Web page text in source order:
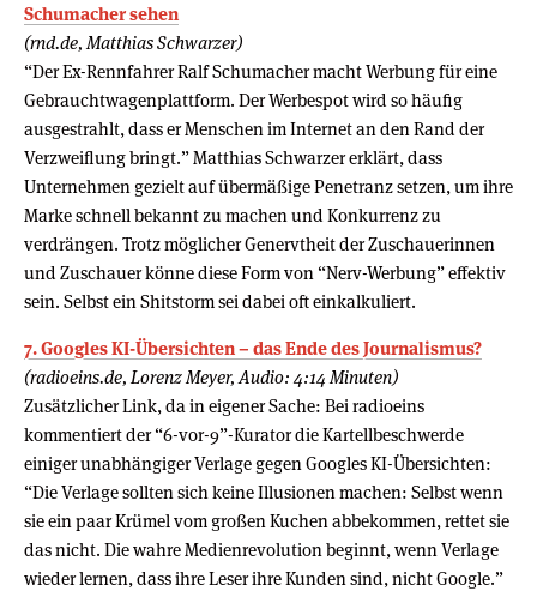
Schumacher sehen
(rnd.de, Matthias Schwarzer)
“Der Ex-Rennfahrer Ralf Schumacher macht Werbung für eine
Gebrauchtwagenplattform. Der Werbespot wird so häufig
ausgestrahlt, dass er Menschen im Internet an den Rand der
Verzweiflung bringt.” Matthias Schwarzer erklärt, dass
Unternehmen gezielt auf übermäßige Penetranz setzen, um ihre
Marke schnell bekannt zu machen und Konkurrenz zu
verdrängen. Trotz möglicher Genervtheit der Zuschauerinnen
und Zuschauer könne diese Form von “Nerv-Werbung” effektiv
sein. Selbst ein Shitstorm sei dabei oft einkalkuliert.
7. Googles KI-Übersichten – das Ende des Journalismus?
(radioeins.de, Lorenz Meyer, Audio: 4:14 Minuten)
Zusätzlicher Link, da in eigener Sache: Bei radioeins
kommentiert der “6-vor-9”-Kurator die Kartellbeschwerde
einiger unabhängiger Verlage gegen Googles KI-Übersichten:
“Die Verlage sollten sich keine Illusionen machen: Selbst wenn
sie ein paar Krümel vom großen Kuchen abbekommen, rettet sie
das nicht. Die wahre Medienrevolution beginnt, wenn Verlage
wieder lernen, dass ihre Leser ihre Kunden sind, nicht Google.”